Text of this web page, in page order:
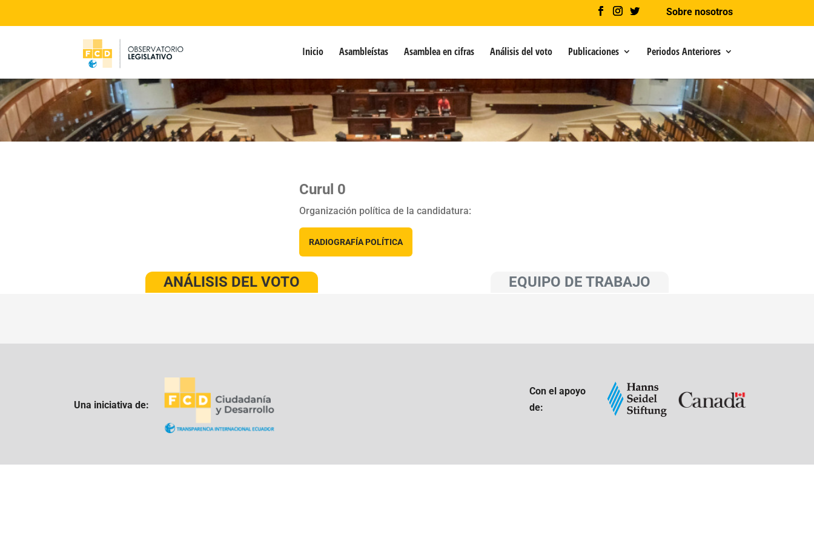
Sobre nosotros
Inicio Asambleístas Asamblea en cifras Análisis del voto Publicaciones Periodos Anteriores
Curul 0
Organización política de la candidatura:
RADIOGRAFÍA POLÍTICA
ANÁLISIS DEL VOTO EQUIPO DE TRABAJO
Una iniciativa de:
Con el apoyo
de: